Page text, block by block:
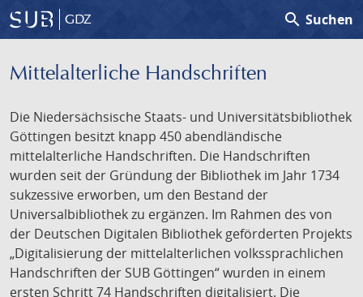
GDZ search Suchen
Mittelalterliche Handschriften
Die Niedersächsische Staats- und Universitätsbibliothek
Göttingen besitzt knapp 450 abendländische
mittelalterliche Handschriften. Die Handschriften
wurden seit der Gründung der Bibliothek im Jahr 1734
sukzessive erworben, um den Bestand der
Universalbibliothek zu ergänzen. Im Rahmen des von
der Deutschen Digitalen Bibliothek geförderten Projekts
„Digitalisierung der mittelalterlichen volkssprachlichen
Handschriften der SUB Göttingen“ wurden in einem
ersten Schritt 74 Handschriften digitalisiert. Die